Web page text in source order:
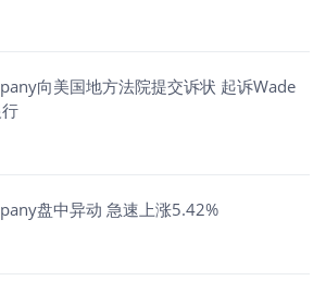
向美国地方法院提交诉状 起诉Wade
盘中异动 急速上涨5.42%